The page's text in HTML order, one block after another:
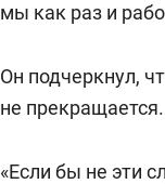
мы как раз и
Он подчеркнул,
не прекращается.
«Если бы не эти